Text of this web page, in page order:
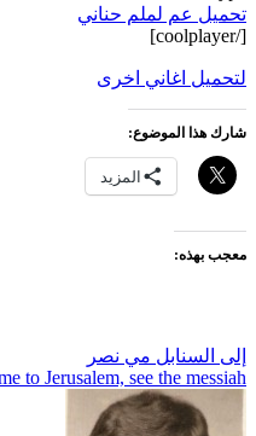
تحميل عم لملم حناني
[/coolplayer]
لتحميل اغاني اخرى
شارك هذا الموضوع:
المزيد
معجب بهذه:
تصفّح
المقالات
إلى السنابل مي نصر
to Jerusalem, see the messiah